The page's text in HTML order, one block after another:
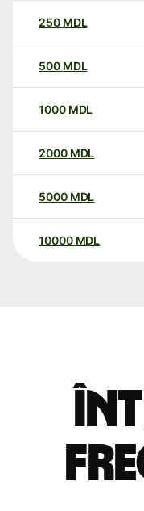
250 MDL
500 MDL
1000 MDL
2000 MDL
5000 MDL
10000 MDL